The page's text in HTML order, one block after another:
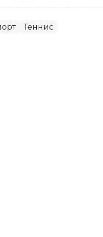
Теннис